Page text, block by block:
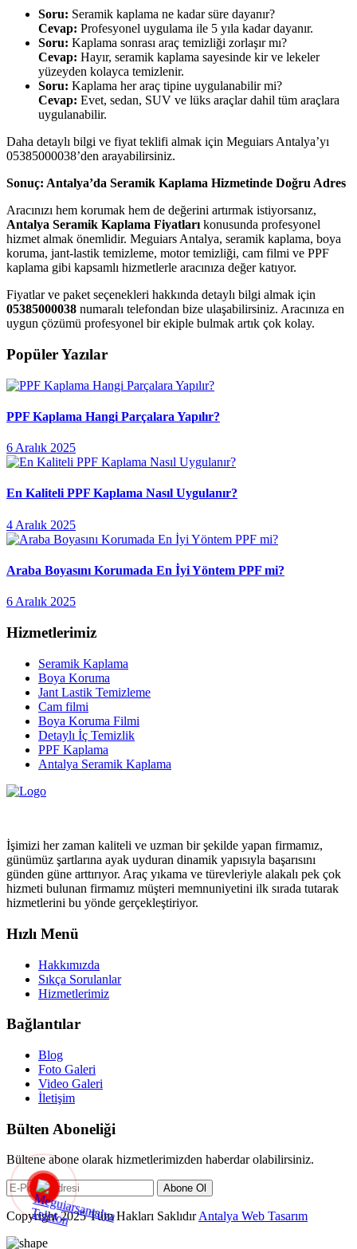
Soru: Seramik kaplama ne kadar süre dayanır?
Cevap: Profesyonel uygulama ile 5 yıla kadar dayanır.
Soru: Kaplama sonrası araç temizliği zorlaşır mı?
Cevap: Hayır, seramik kaplama sayesinde kir ve lekeler
yüzeyden kolayca temizlenir.
Soru: Kaplama her araç tipine uygulanabilir mi?
Cevap: Evet, sedan, SUV ve lüks araçlar dahil tüm araçlara
uygulanabilir.
Daha detaylı bilgi ve fiyat teklifi almak için Meguiars Antalya’yı
05385000038’den arayabilirsiniz.
Sonuç: Antalya’da Seramik Kaplama Hizmetinde Doğru Adres
Aracınızı hem korumak hem de değerini artırmak istiyorsanız,
Antalya Seramik Kaplama Fiyatları konusunda profesyonel
hizmet almak önemlidir. Meguiars Antalya, seramik kaplama, boya
koruma, jant-lastik temizleme, motor temizliği, cam filmi ve PPF
kaplama gibi kapsamlı hizmetlerle aracınıza değer katıyor.
Fiyatlar ve paket seçenekleri hakkında detaylı bilgi almak için
05385000038 numaralı telefondan bize ulaşabilirsiniz. Aracınıza en
uygun çözümü profesyonel bir ekiple bulmak artık çok kolay.
Popüler Yazılar
PPF Kaplama Hangi Parçalara Yapılır?
6 Aralık 2025
En Kaliteli PPF Kaplama Nasıl Uygulanır?
4 Aralık 2025
Araba Boyasını Korumada En İyi Yöntem PPF mi?
6 Aralık 2025
Hizmetlerimiz
Seramik Kaplama
Boya Koruma
Jant Lastik Temizleme
Cam filmi
Boya Koruma Filmi
Detaylı İç Temizlik
PPF Kaplama
Antalya Seramik Kaplama
İşimizi her zaman kaliteli ve uzman bir şekilde yapan firmamız,
günümüz şartlarına ayak uyduran dinamik yapısıyla başarısını
günden güne arttırıyor. Araç yıkama ve türevleriyle alakalı pek çok
hizmeti bulunan firmamız müşteri memnuniyetini ilk sırada tutarak
hizmetlerini bu yönde gerçekleştiriyor.
Hızlı Menü
Hakkımızda
Sıkça Sorulanlar
Hizmetlerimiz
Bağlantılar
Blog
Foto Galeri
Video Galeri
İletişim
Bülten Aboneliği
Bültene abone olarak hizmetlerimizden haberdar olabilirsiniz.
Abone Ol
Copyright 2025 Tüm Hakları SaklıdırAntalya Web Tasarım